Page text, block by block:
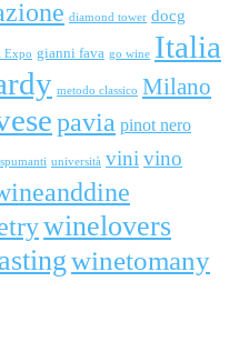
diamond tower docg
Expo gianni fava go wine Italia
metodo classico Milano
pavia pinot nero
spumanti università vini vino
winelovers
winetomany